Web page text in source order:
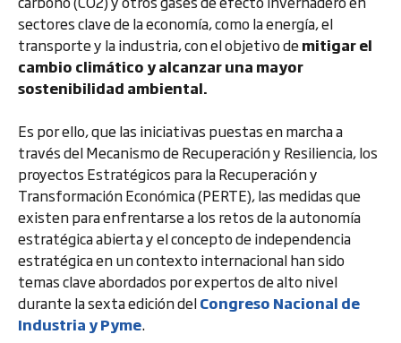
sectores clave de la economía, como la energía, el
transporte y la industria, con el objetivo demitigar el
cambio climático y alcanzar una mayor
sostenibilidad ambiental.
Es por ello, que las iniciativas puestas en marcha a
través del Mecanismo de Recuperación y Resiliencia, los
proyectos Estratégicos para la Recuperación y
Transformación Económica (PERTE), las medidas que
existen para enfrentarse a los retos de la autonomía
estratégica abierta y el concepto de independencia
estratégica en un contexto internacional han sido
temas clave abordados por expertos de alto nivel
durante la sexta edición delCongreso Nacional de
Industria y Pyme.